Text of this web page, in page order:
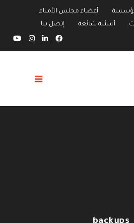
أعضاء مجلس الأمناء
أسئلة شائعة إتصل بنا